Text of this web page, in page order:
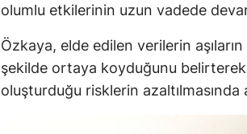
olumlu etkilerinin uzun vadede
Özkaya, elde edilen verilerin
şekilde ortaya koyduğunu
oluşturduğu risklerin azaltılmasında